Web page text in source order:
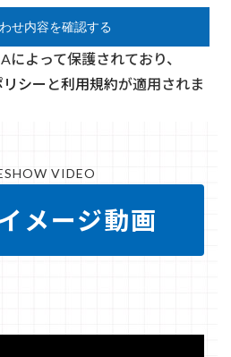
よって保護されており、
シー と利用規約が適用されま
VIDEO
メージ動画